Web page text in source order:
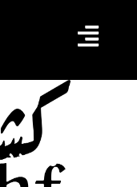
المنشور عدد 54